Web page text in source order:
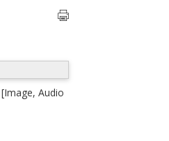
[Image, Audio